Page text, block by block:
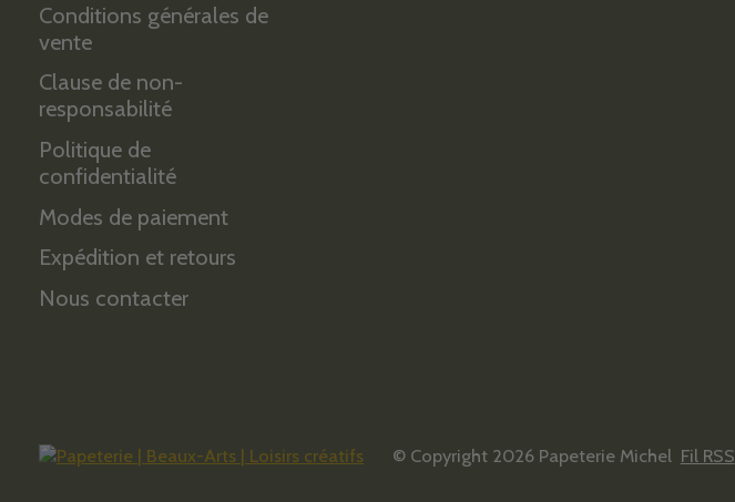
Conditions générales de
vente
Clause de non-
responsabilité
Politique de
confidentialité
Modes de paiement
Expédition et retours
Nous contacter
© Copyright 2026 Papeterie Michel Fil RSS